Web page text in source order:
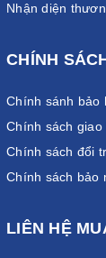
Nhận diện
CHÍNH
Chính sánh bảo
Chính sách giao
Chính sách đổi
Chính sách bảo
LIÊN HỆ